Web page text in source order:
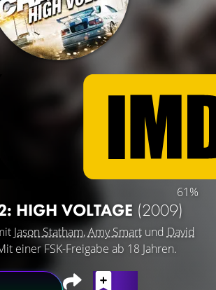
61%
HIGH VOLTAGE (2009)
Jason Statham,Amy Smartund David
einer FSK-Freigabe ab 18 Jahren.